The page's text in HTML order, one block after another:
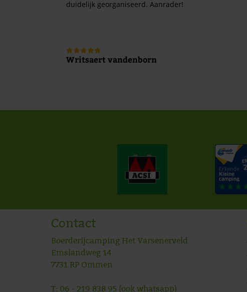
duidelijk georganiseerd. Aanrader!
Writsaert vandenborn
Contact
Boerderijcamping Het Varsenerveld
Emslandweg 14
7731 RP Ommen
T: 06 - 219 838 95 (ook whatsapp)